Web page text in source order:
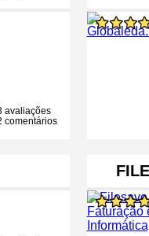
avaliações
comentários